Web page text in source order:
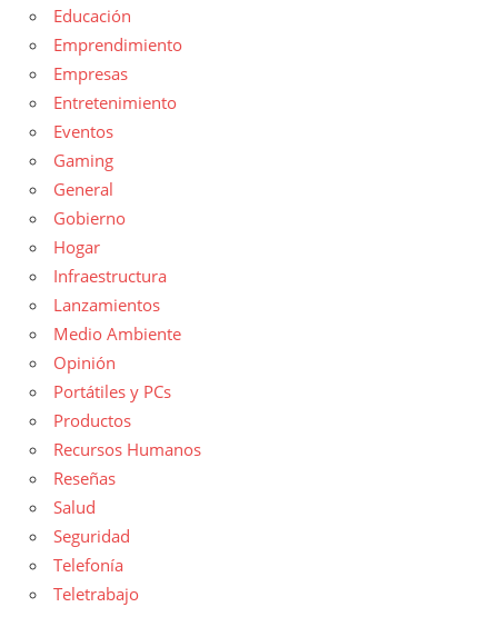
Educación
Emprendimiento
Empresas
Entretenimiento
Eventos
Gaming
General
Gobierno
Hogar
Infraestructura
Lanzamientos
Medio Ambiente
Opinión
Portátiles y PCs
Productos
Recursos Humanos
Reseñas
Salud
Seguridad
Telefonía
Teletrabajo